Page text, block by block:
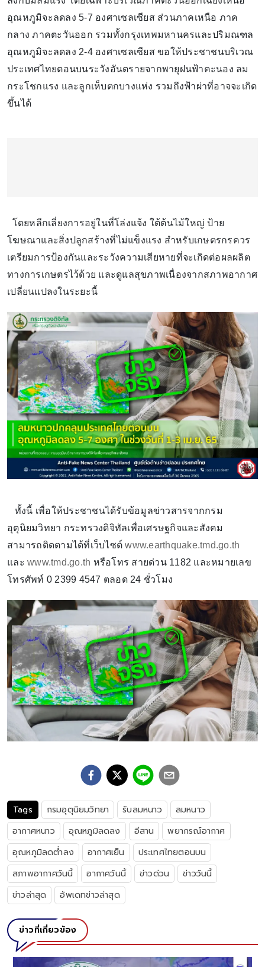
อุณหภูมิจะลดลง 5-7 องศาเซลเซียส ส่วนภาคเหนือ ภาค
กลาง ภาคตะวันออก รวมทั้งกรุงเทพมหานครและปริมณฑล
อุณหภูมิจะลดลง 2-4 องศาเซลเซียส ขอให้ประชาชนบริเวณ
ประเทศไทยตอนบนระวังอันตรายจากพายุฝนฟ้าคะนอง ลม
กระโชกแรง และลูกเห็บตกบางแห่ง รวมถึงฟ้าผ่าที่อาจจะเกิด
ขึ้นได้
โดยหลีกเลี่ยงการอยู่ในที่โล่งแจ้ง ใต้ต้นไม้ใหญ่ ป้าย
โฆษณาและสิ่งปลูกสร้างที่ไม่แข็งแรง สำหรับเกษตรกรควร
เตรียมการป้องกันและระวังความเสียหายที่จะเกิดต่อผลผลิต
ทางการเกษตรไว้ด้วย และดูแลสุขภาพเนื่องจากสภาพอากาศ
เปลี่ยนแปลงในระยะนี้
ทั้งนี้ เพื่อให้ประชาชนได้รับข้อมูลข่าวสารจากกรม
อุตุนิยมวิทยา กระทรวงดิจิทัลเพื่อเศรษฐกิจและสังคม
สามารถติดตามได้ที่เว็บไซต์www.earthquake.tmd.go.th
และ www.tmd.go.th หรือโทร สายด่วน 1182 และหมายเลข
โทรศัพท์ 0 2399 4547 ตลอด 24 ชั่วโมง
Tags กรมอุตุนิยมวิทยา รับลมหนาว
ลมหนาว
อากาศหนาว
อุณหภูมิลดลง อีสาน
พยากรณ์อากาศ
อุณหภูมิลดต่ำลง
อากาศเย็น
ประเทศไทยตอนบน
สภาพอากาศวันนี้
อากาศวันนี้ ข่าวด่วน
ข่าววันนี้
ข่าวล่าสุด
อัพเดทข่าวล่าสุด
ข่าวที่เกี่ยวข้อง